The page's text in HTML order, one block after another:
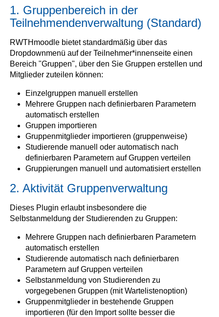
1. Gruppenbereich in der
Teilnehmendenverwaltung (Standard)
RWTHmoodle bietet standardmäßig über das
Dropdownmenü auf der Teilnehmer*innenseite einen
Bereich "Gruppen", über den Sie Gruppen erstellen und
Mitglieder zuteilen können:
Einzelgruppen manuell erstellen
Mehrere Gruppen nach definierbaren Parametern
automatisch erstellen
Gruppen importieren
Gruppenmitglieder importieren (gruppenweise)
Studierende manuell oder automatisch nach
definierbaren Parametern auf Gruppen verteilen
Gruppierungen manuell und automatisiert erstellen
2. Aktivität Gruppenverwaltung
Dieses Plugin erlaubt insbesondere die
Selbstanmeldung der Studierenden zu Gruppen:
Mehrere Gruppen nach definierbaren Parametern
automatisch erstellen
Studierende automatisch nach definierbaren
Parametern auf Gruppen verteilen
Selbstanmeldung von Studierenden zu
vorgegebenen Gruppen (mit Wartelistenoption)
Gruppenmitglieder in bestehende Gruppen
importieren (für den Import sollte besser die